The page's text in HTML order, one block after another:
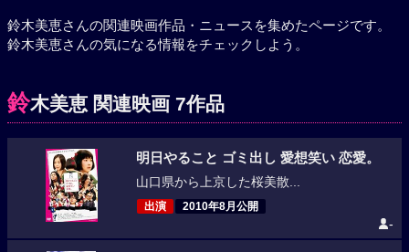
鈴木美恵さんの関連映画作品・ニュースを集めたページです。
鈴木美恵さんの気になる情報をチェックしよう。
鈴木美恵 関連映画 7作品
明日やること ゴミ出し 愛想笑い 恋愛。
山口県から上京した桜美散...
出演 2010年8月公開
-